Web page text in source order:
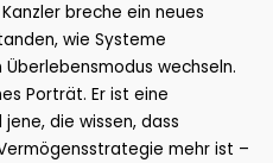
breche ein neues
wie Systeme
wechseln.
Porträt. Er ist eine
die wissen, dass
mehr ist –